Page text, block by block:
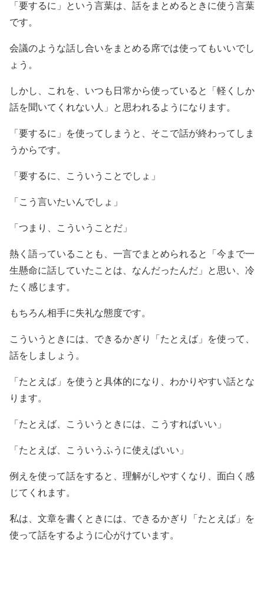
「要するに」という言葉は、話をまとめるときに使う言葉
です。
会議のような話し合いをまとめる席では使ってもいいでし
ょう。
しかし、これを、いつも日常から使っていると「軽くしか
話を聞いてくれない人」と思われるようになります。
「要するに」を使ってしまうと、そこで話が終わってしま
うからです。
「要するに、こういうことでしょ」
「こう言いたいんでしょ」
「つまり、こういうことだ」
熱く語っていることも、一言でまとめられると「今まで一
生懸命に話していたことは、なんだったんだ」と思い、冷
たく感じます。
もちろん相手に失礼な態度です。
こういうときには、できるかぎり「たとえば」を使って、
話をしましょう。
「たとえば」を使うと具体的になり、わかりやすい話とな
ります。
「たとえば、こういうときには、こうすればいい」
「たとえば、こういうふうに使えばいい」
例えを使って話をすると、理解がしやすくなり、面白く感
じてくれます。
私は、文章を書くときには、できるかぎり「たとえば」を
使って話をするように心がけています。